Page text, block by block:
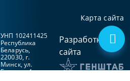
Карта сайта
УНП 102411425
Республика
Беларусь,
220030, г.
Минск, ул.
Берсона, 1а
Разработка
сайта